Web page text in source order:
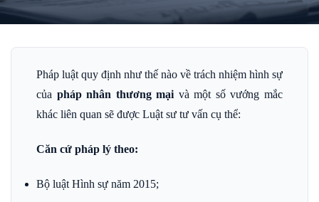
tư
Pháp luật quy định như thế nào về trách nhiệm hình sự
của pháp nhân thương mại và một số vướng mắc
khác liên quan sẽ được Luật sư tư vấn cụ thể:
Căn cứ pháp lý theo:
Bộ luật Hình sự năm 2015;